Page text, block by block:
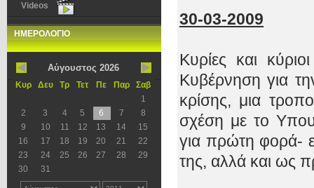
Videos
ΗΜΕΡΟΛΟΓΙΟ
Αύγουστος 2026
Κυρ Δευ Τρ Τετ Πε Παρ
Σαβ
1
2
3 4 5 6 7
8
9
10 11 12 13 14
15
16
17 18 19 20 21
22
23
24 25 26 27 28
29
30
31
30-03-2009
Κυρίες και
Κυβέρνηση για
κρίσης, μια
σχέση με το
για πρώτη φορά-
της, αλλά και ως